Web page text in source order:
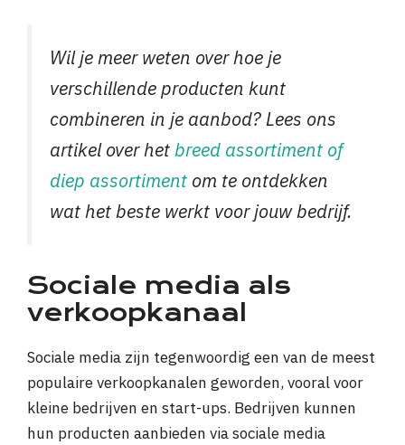
Wil je meer weten over hoe je
verschillende producten kunt
combineren in je aanbod? Lees ons
artikel over hetbreed assortiment of
diep assortiment om te ontdekken
wat het beste werkt voor jouw bedrijf.
Sociale media als
verkoopkanaal
Sociale media zijn tegenwoordig een van de meest
populaire verkoopkanalen geworden, vooral voor
kleine bedrijven en start-ups. Bedrijven kunnen
hun producten aanbieden via sociale media